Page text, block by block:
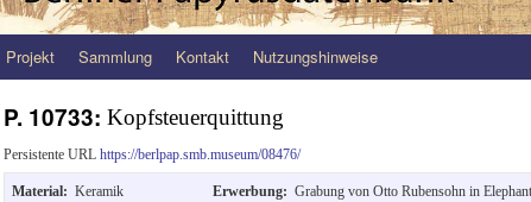
Zum
springen
Projekt Sammlung Kontakt Nutzungshinweise
P. 10733: Kopfsteuerquittung
Persistente URL https://berlpap.smb.museum/08476/
Material: Keramik Erwerbung: Grabung von Otto Rubensohn in